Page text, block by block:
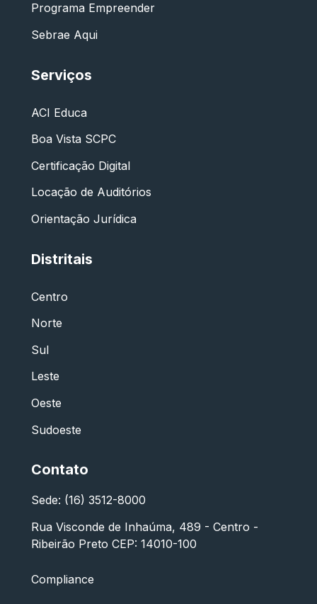
Programa Empreender
Sebrae Aqui
Serviços
ACI Educa
Boa Vista SCPC
Certificação Digital
Locação de Auditórios
Orientação Jurídica
Distritais
Centro
Norte
Sul
Leste
Oeste
Sudoeste
Contato
Sede: (16) 3512-8000
Rua Visconde de Inhaúma, 489 - Centro -
Ribeirão Preto CEP: 14010-100
Compliance